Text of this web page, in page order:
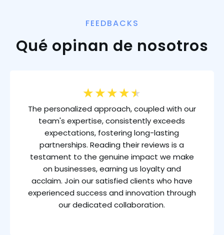
FEEDBACKS
Qué opinan de nosotros
★ ★ ★ ★ ★
The personalized approach, coupled with our
team's expertise, consistently exceeds
expectations, fostering long-lasting
partnerships. Reading their reviews is a
testament to the genuine impact we make
on businesses, earning us loyalty and
acclaim. Join our satisfied clients who have
experienced success and innovation through
our dedicated collaboration.